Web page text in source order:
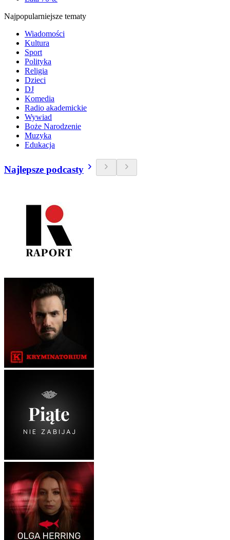
Najpopularniejsze tematy
Wiadomości
Kultura
Sport
Polityka
Religia
Dzieci
DJ
Komedia
Radio akademickie
Wywiad
Boże Narodzenie
Muzyka
Edukacja
Najlepsze podcasty